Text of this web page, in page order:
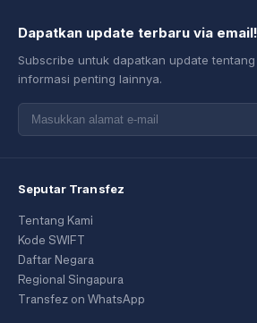
Dapatkan update terbaru via email!
Subscribe untuk dapatkan update
informasi penting lainnya.
Seputar Transfez
Tentang Kami
Kode SWIFT
Daftar Negara
Regional Singapura
Transfez on WhatsApp